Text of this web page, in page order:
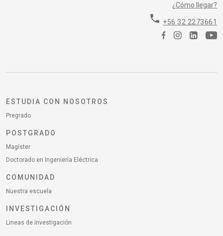
¿Cómo llegar?
phone +56 32 2273661
ESTUDIA CON NOSOTROS
Pregrado
POSTGRADO
Magíster
Doctorado en Ingeniería Eléctrica
COMUNIDAD
Nuestra escuela
INVESTIGACIÓN
Lineas de investigación